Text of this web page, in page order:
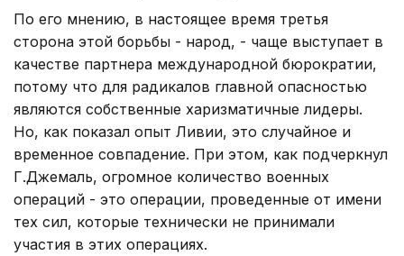
По его мнению, в настоящее время третья
сторона этой борьбы - народ, - чаще выступает в
качестве партнера международной бюрократии,
потому что для радикалов главной опасностью
являются собственные харизматичные лидеры.
Но, как показал опыт Ливии, это случайное и
временное совпадение. При этом, как подчеркнул
Г.Джемаль, огромное количество военных
операций - это операции, проведенные от имени
тех сил, которые технически не принимали
участия в этих операциях.